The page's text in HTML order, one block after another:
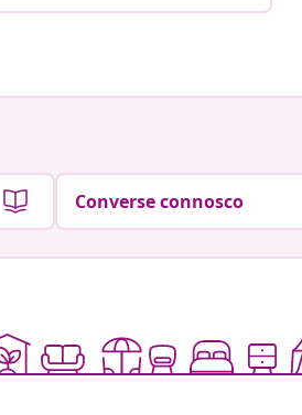
Converse connosco